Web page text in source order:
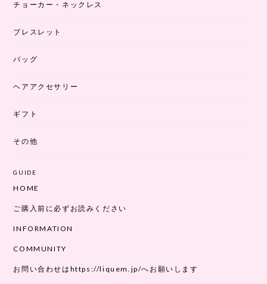
チョーカー・ネックレス
ブレスレット
バッグ
ヘアアクセサリー
ギフト
その他
GUIDE
HOME
ご購入前に必ずお読みください
INFORMATION
COMMUNITY
お問い合わせはhttps://liquem.jp/へお願いします